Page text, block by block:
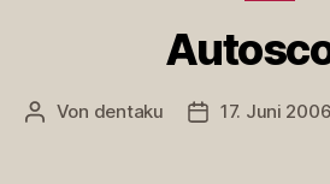
Beitragsautor
Von dentaku 17. Juni 2006